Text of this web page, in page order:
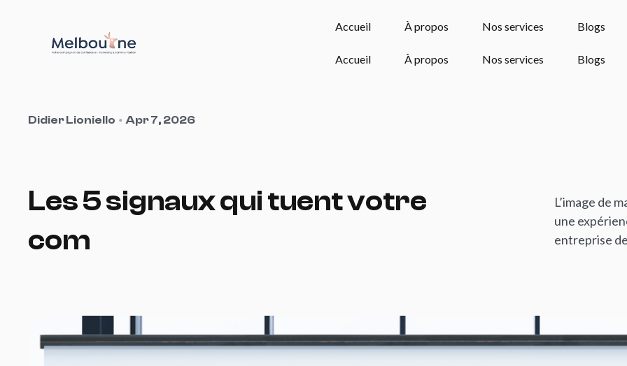
go to the homepage
Accueil
À propos
Nos services
Blogs
Accueil
À propos
Nos services
Blogs
Didier Lioniello Apr 7, 2026
Les5signauxquituentvotre
com
L’image de
une
entreprise